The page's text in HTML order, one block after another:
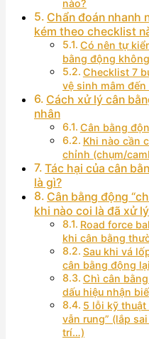
nào?
Chẩn đoán nhanh
kém theo checklist
Có nên tự
bằng động
Checklist 7
vệ sinh mâm
Cách xử lý cân
nhân
Cân bằng
Khi nào cần
chỉnh (chụm/
Tác hại của cân
là gì?
Cân bằng động
khi nào coi là đã xử
Road force
khi cân bằng
Sau khi vá
cân bằng động
Chì cân
dấu hiệu nhận
5 lỗi kỹ thuật
vẫn rung” (lắp
trí…)